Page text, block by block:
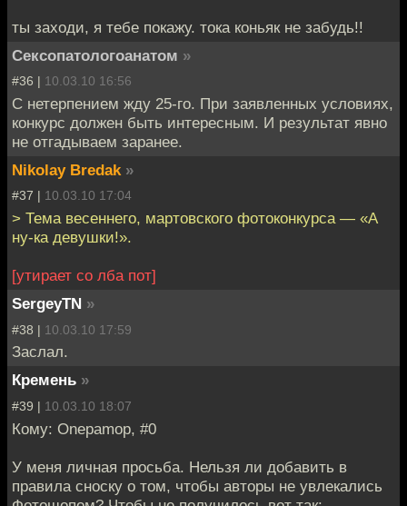
ты заходи, я тебе покажу. тока коньяк не забудь!!
Сексопатологоанатом »
#36 | 10.03.10 16:56
С нетерпением жду 25-го. При заявленных условиях,
конкурс должен быть интересным. И результат явно
не отгадываем заранее.
Nikolay Bredak »
#37 | 10.03.10 17:04
> Тема весеннего, мартовского фотоконкурса — «А
ну-ка девушки!».
[утирает со лба пот]
SergeyTN »
#38 | 10.03.10 17:59
Заслал.
Кремень »
#39 | 10.03.10 18:07
Кому: Onepamop, #0
У меня личная просьба. Нельзя ли добавить в
правила сноску о том, чтобы авторы не увлекались